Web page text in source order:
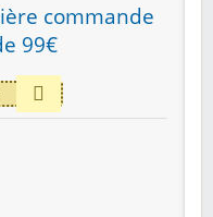
commande
99€